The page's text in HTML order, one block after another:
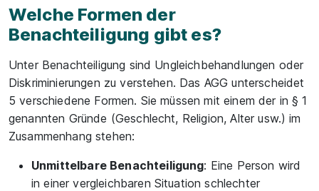
Welche Formen der
Benachteiligung gibt es?
Unter Benachteiligung sind Ungleichbehandlungen oder
Diskriminierungen zu verstehen. Das AGG unterscheidet
5 verschiedene Formen. Sie müssen mit einem der in § 1
genannten Gründe (Geschlecht, Religion, Alter usw.) im
Zusammenhang stehen:
Unmittelbare Benachteiligung: Eine Person wird
in einer vergleichbaren Situation schlechter